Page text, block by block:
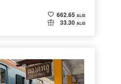
662.65 ALIS
33.30 ALIS